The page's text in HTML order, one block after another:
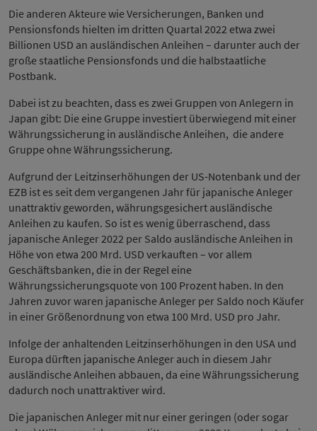
Die anderen Akteure wie Versicherungen, Banken und
Pensionsfonds hielten im dritten Quartal 2022 etwa zwei
Billionen USD an ausländischen Anleihen – darunter auch der
große staatliche Pensionsfonds und die halbstaatliche
Postbank.
Dabei ist zu beachten, dass es zwei Gruppen von Anlegern in
Japan gibt: Die eine Gruppe investiert überwiegend mit einer
Währungssicherung in ausländische Anleihen, die andere
Gruppe ohne Währungssicherung.
Aufgrund der Leitzinserhöhungen der US-Notenbank und der
EZB ist es seit dem vergangenen Jahr für japanische Anleger
unattraktiv geworden, währungsgesichert ausländische
Anleihen zu kaufen. So ist es wenig überraschend, dass
japanische Anleger 2022 per Saldo ausländische Anleihen in
Höhe von etwa 200 Mrd. USD verkauften – vor allem
Geschäftsbanken, die in der Regel eine
Währungssicherungsquote von 100 Prozent haben. In den
Jahren zuvor waren japanische Anleger per Saldo noch Käufer
in einer Größenordnung von etwa 100 Mrd. USD pro Jahr.
Infolge der anhaltenden Leitzinserhöhungen in den USA und
Europa dürften japanische Anleger auch in diesem Jahr
ausländische Anleihen abbauen, da eine Währungssicherung
dadurch noch unattraktiver wird.
Die japanischen Anleger mit nur einer geringen (oder sogar